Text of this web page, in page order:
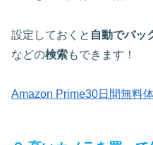
設定しておくと 自動でバッ
などの検索もできます！
Amazon Prime30日間無料